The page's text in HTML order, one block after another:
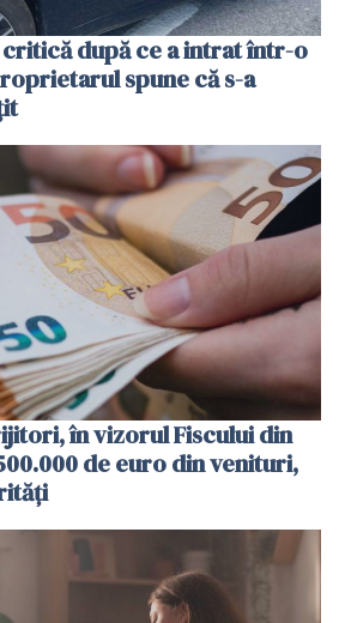
după ce a intrat într-o
spune că s-a
în vizorul Fiscului din
de euro din venituri,